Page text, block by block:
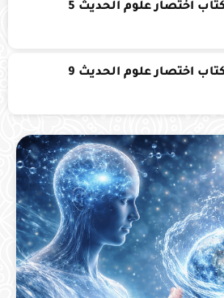
اختصار علوم الحديث 5
اختصار علوم الحديث 9